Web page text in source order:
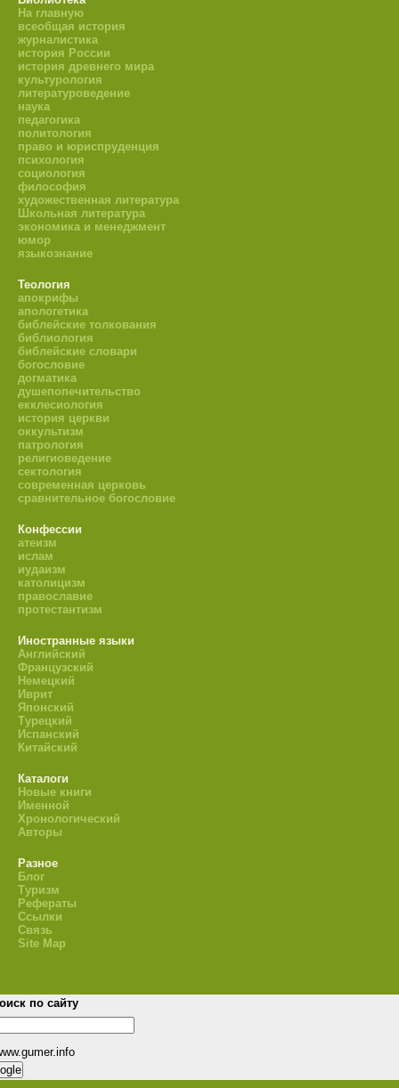
На главную
всеобщая история
журналистика
история России
история древнего мира
культурология
литературоведение
наука
педагогика
политология
право и юриспруденция
психология
социология
философия
художественная литература
Школьная литература
экономика и менеджмент
юмор
языкознание
Теология
апокрифы
апологетика
библейские толкования
библиология
библейские словари
богословие
догматика
душепопечительство
екклесиология
история церкви
оккультизм
патрология
религиоведение
сектология
современная церковь
сравнительное богословие
Конфессии
атеизм
ислам
иудаизм
католицизм
православие
протестантизм
Иностранные языки
Английский
Французский
Немецкий
Иврит
Японский
Турецкий
Испанский
Китайский
Каталоги
Новые книги
Именной
Хронологический
Авторы
Разное
Блог
Туризм
Рефераты
Ссылки
Связь
Site Map
по сайту